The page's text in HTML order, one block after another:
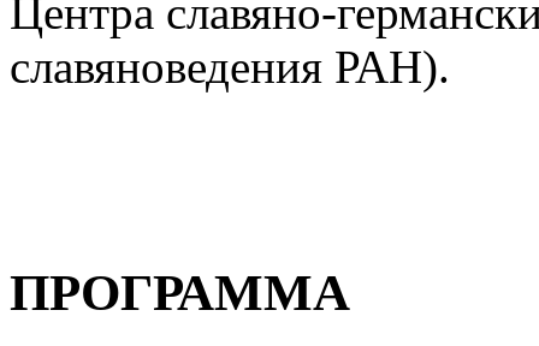
Центра славяно-
славяноведения РАН).
ПРОГРАММА